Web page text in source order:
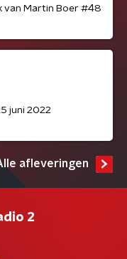
van Martin Boer #48
juni 2022
afleveringen
2